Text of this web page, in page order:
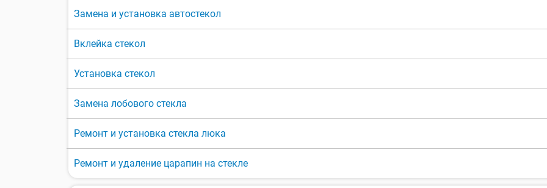
Замена и установка автостекол
Вклейка стекол
Установка стекол
Замена лобового стекла
Ремонт и установка стекла люка
Ремонт и удаление царапин на стекле